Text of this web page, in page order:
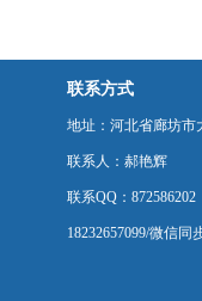
联系方式
地址：河北省廊坊市
联系人：郝艳辉
联系QQ：872586202
18232657099/微信同